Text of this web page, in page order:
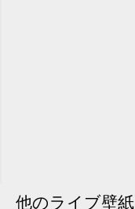
他のライブ壁紙